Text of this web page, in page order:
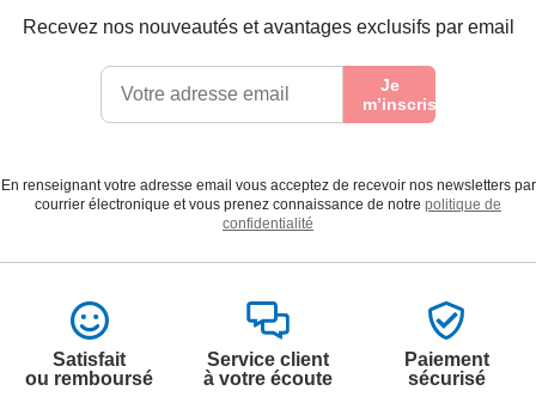
Recevez nos nouveautés et avantages exclusifs par email
Je
m’inscris
En renseignant votre adresse email vous acceptez de recevoir nos newsletters par
courrier électronique et vous prenez connaissance de notre politique de
confidentialité
Satisfait
ou remboursé
Service client
à votre écoute
Paiement
sécurisé